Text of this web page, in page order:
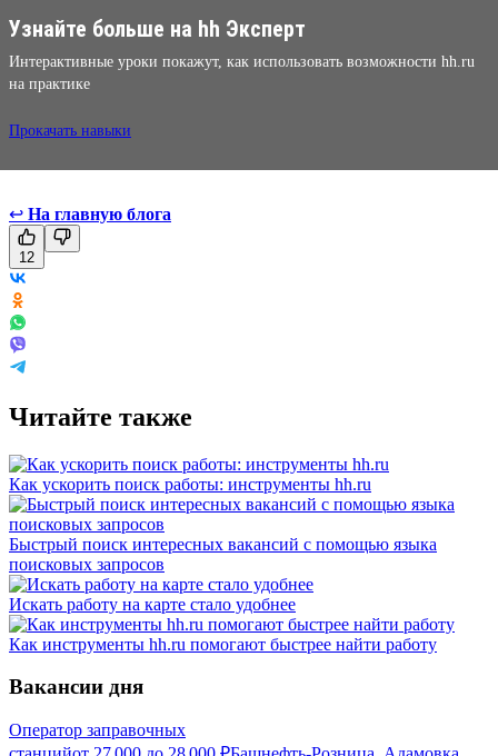
Узнайте больше на hh Эксперт
Интерактивные уроки покажут, как использовать возможности hh.ru
на практике
Прокачать навыки
↩ На главную блога
12
Читайте также
Как ускорить поиск работы: инструменты hh.ru
Быстрый поиск интересных вакансий с помощью языка
поисковых запросов
Искать работу на карте стало удобнее
Как инструменты hh.ru помогают быстрее найти работу
Вакансии дня
Оператор заправочных